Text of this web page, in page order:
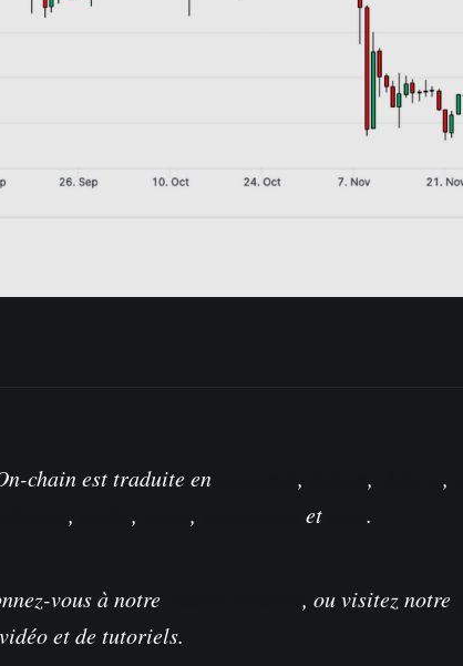
chain est traduite en , , ,
, , , et .
vous à notre , ou visitez notre
et de tutoriels.